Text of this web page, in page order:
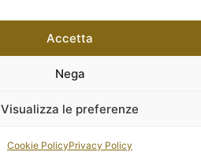
Accetta
Nega
Visualizza le preferenze
Cookie PolicyPrivacy Policy